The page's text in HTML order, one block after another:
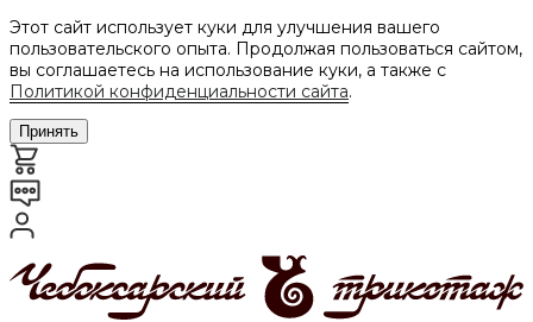
Этот сайт использует куки для улучшения вашего
пользовательского опыта. Продолжая пользоваться сайтом,
вы соглашаетесь на использование куки, а также с
Политикой конфиденциальности сайта.
Принять